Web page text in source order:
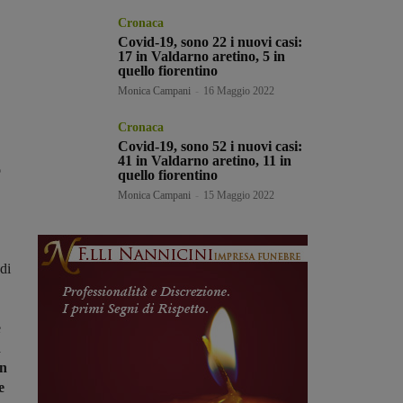
Cronaca
Covid-19, sono 22 i nuovi casi:
17 in Valdarno aretino, 5 in
quello fiorentino
Monica Campani 16 Maggio 2022
Cronaca
Covid-19, sono 52 i nuovi casi:
41 in Valdarno aretino, 11 in
quello fiorentino
Monica Campani 15 Maggio 2022